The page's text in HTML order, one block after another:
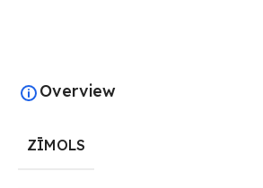
Overview
ZĪMOLS